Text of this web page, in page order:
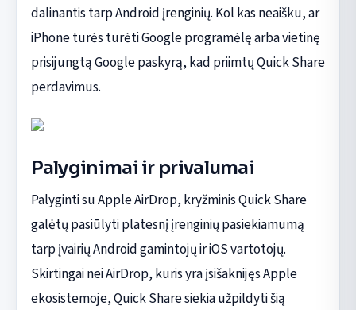
dalinantis tarp Android įrenginių. Kol kas neaišku, ar
iPhone turės turėti Google programėlę arba vietinę
prisijungtą Google paskyrą, kad priimtų Quick Share
perdavimus.
Palyginimai ir privalumai
Palyginti su Apple AirDrop, kryžminis Quick Share
galėtų pasiūlyti platesnį įrenginių pasiekiamumą
tarp įvairių Android gamintojų ir iOS vartotojų.
Skirtingai nei AirDrop, kuris yra įsišaknijęs Apple
ekosistemoje, Quick Share siekia užpildyti šią